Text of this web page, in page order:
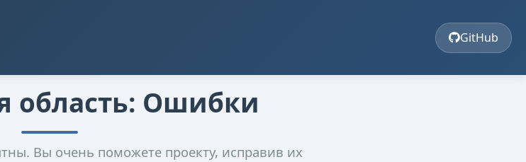
GitHub
область: Ошибки
Вы очень поможете проекту, исправив их